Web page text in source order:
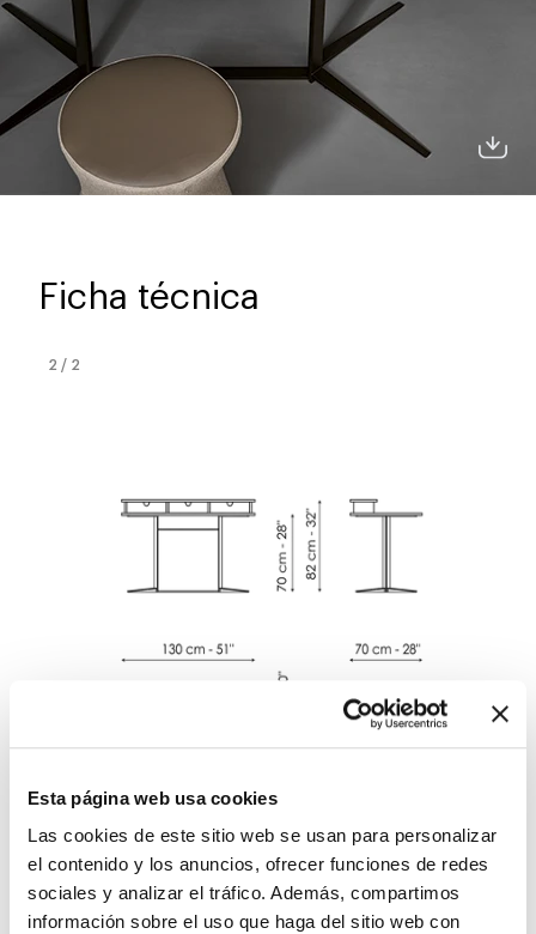
Esta página web usa cookies
Las cookies de este sitio web se usan para personalizar
el contenido y los anuncios, ofrecer funciones de redes
sociales y analizar el tráfico. Además, compartimos
información sobre el uso que haga del sitio web con
Ficha técnica
Nelson home office
Profundidad : 70cm
Altura:82 cm
2 / 2